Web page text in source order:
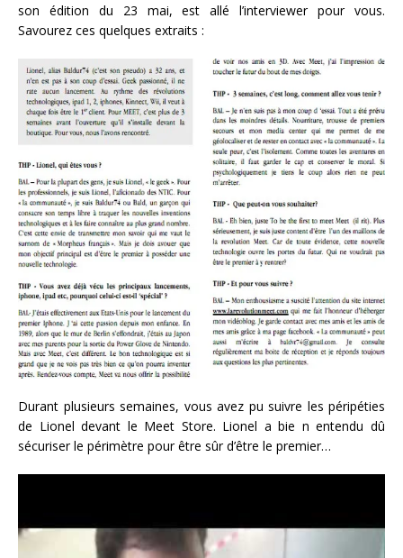
son édition du 23 mai, est allé l’interviewer pour vous.
Savourez ces quelques extraits :
Durant plusieurs semaines, vous avez pu suivre les péripéties
de Lionel devant le Meet Store. Lionel a bie n entendu dû
sécuriser le périmètre pour être sûr d’être le premier…